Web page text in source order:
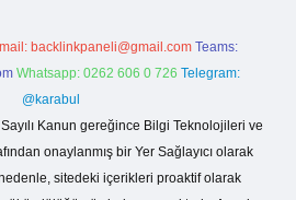
backlinkpaneli@gmail.com Teams:
Whatsapp: 0262 606 0 726 Telegram:
@karabul
Kanun gereğince Bilgi Teknolojileri ve
onaylanmış bir Yer Sağlayıcı olarak
sitedeki içerikleri proaktif olarak